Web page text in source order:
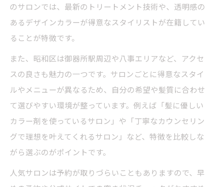
のサロンでは、最新のトリートメント技術や、透明感の
あるデザインカラーが得意なスタイリストが在籍してい
ることが特徴です。
また、昭和区は御器所駅周辺や八事エリアなど、アクセ
スの良さも魅力の一つです。サロンごとに得意なスタイ
ルやメニューが異なるため、自分の希望や髪質に合わせ
て選びやすい環境が整っています。例えば「髪に優しい
カラー剤を使っているサロン」や「丁寧なカウンセリン
グで理想を叶えてくれるサロン」など、特徴を比較しな
がら選ぶのがポイントです。
人気サロンは予約が取りづらいこともありますので、早